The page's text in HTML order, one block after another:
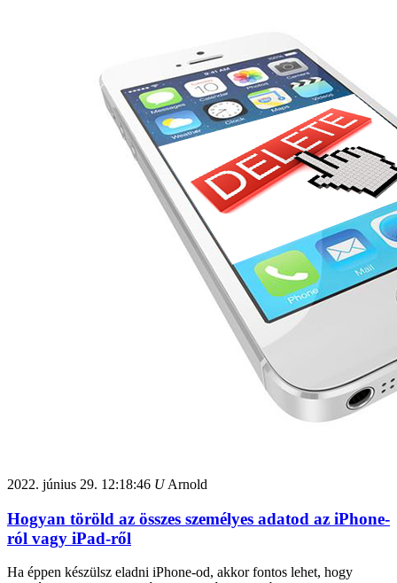
2022. június 29. 12:18:46 UArnold
Hogyan töröld az összes személyes adatod az iPhone-
ról vagy iPad-ről
Ha éppen készülsz eladni iPhone-od, akkor fontos lehet, hogy